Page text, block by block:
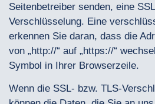
Seitenbetreiber senden, eine
Verschlüsselung. Eine
erkennen Sie daran, dass die
von „http://“ auf „https://“
Symbol in Ihrer Browserzeile.
Wenn die SSL- bzw. TLS-